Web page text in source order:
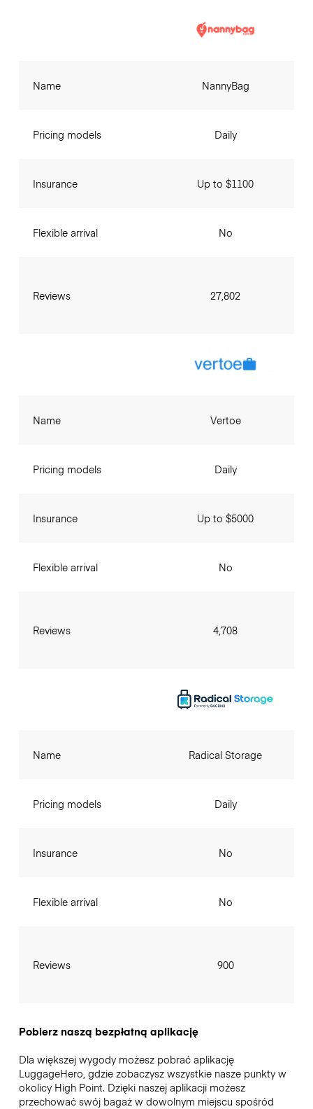
Name
Pricing models
Insurance
Flexible arrival
Reviews
NannyBag
Daily
Up to $1100
No
27,802
Name
Pricing models
Insurance
Flexible arrival
Reviews
Vertoe
Daily
Up to $5000
No
4,708
Name
Pricing models
Insurance
Flexible arrival
Reviews
Radical Storage
Daily
No
No
900
Pobierz naszą bezpłatną aplikację
Dla większej wygody możesz pobrać aplikację
LuggageHero, gdzie zobaczysz wszystkie nasze punkty w
okolicy High Point. Dzięki naszej aplikacji możesz
przechować swój bagaż w dowolnym miejscu spośród